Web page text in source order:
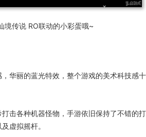
境传说 RO联动的小彩蛋哦~
华丽的蓝光特效，整个游戏的美术科技感十
击各种机器怪物，手游依旧保持了不错的打
虚拟摇杆。